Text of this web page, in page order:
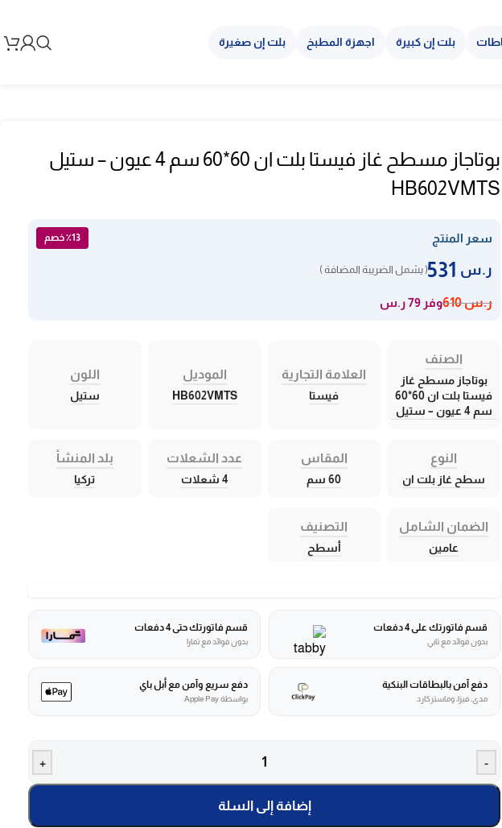
بلت إن كبيرة اجهزة المطبخ بلت إن صغيرة
بوتاجاز مسطح غاز فيستا بلت ان 60*60 سم 4 عيون – ستيل
HB602VMTS
سعر المنتج ٪13 خصم
ر.س ( يشمل الضريبة المضافة )
ر.س610 وفر 79 ر.س
الصنف
بوتاجاز مسطح غاز
فيستا بلت ان 60*60
سم 4 عيون – ستيل
العلامة التجارية
فيستا
الموديل
HB602VMTS
اللون
ستيل
النوع
سطح غاز بلت ان
المقاس
60 سم
عدد الشعلات
4 شعلات
بلد المنشأ
تركيا
الضمان الشامل
عامين
التصنيف
أسطح
قسم فاتورتك على 4 دفعات
بدون فوائد مع تابي
قسم فاتورتك حتى 4 دفعات
بدون فوائد مع تمارا
دفع آمن بالبطاقات البنكية
مدى، فيزا، وماستركارد
دفع سريع وآمن مع أبل باي
بواسطة Apple Pay
-
+
إضافة إلى السلة